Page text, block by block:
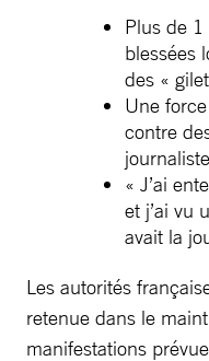
Plus de
blessées
des «
Une
contre
« J’ai
et j’ai vu
avait la
Les autorités
retenue dans le
manifestations